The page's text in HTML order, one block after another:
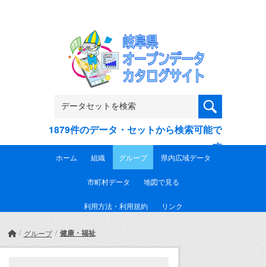
1879件のデータ・セットから検索可能で
す
ホーム 組織 グループ 県内広域データ
市町村データ 地図で見る
利用方法・利用規約 リンク
グループ 健康・福祉